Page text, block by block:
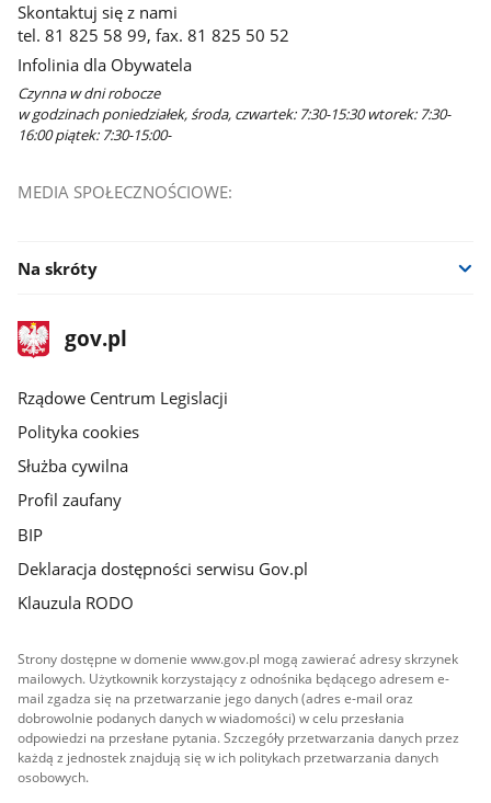
Skontaktuj się z nami
tel. 81 825 58 99, fax. 81 825 50 52
Infolinia dla Obywatela
Czynna w dni robocze
w godzinach poniedziałek, środa, czwartek: 7:30-15:30 wtorek: 7:30-
16:00 piątek: 7:30-15:00-
MEDIA SPOŁECZNOŚCIOWE:
Na skróty
stopka
gov.plStrona
gov.pl
Rządowe Centrum Legislacji
Polityka cookies
Służba cywilna
Profil zaufany
BIP
Deklaracja dostępności serwisu Gov.pl
Klauzula RODO
Strony dostępne w domenie www.gov.pl mogą zawierać adresy skrzynek
mailowych. Użytkownik korzystający z odnośnika będącego adresem e-
mail zgadza się na przetwarzanie jego danych (adres e-mail oraz
dobrowolnie podanych danych w wiadomości) w celu przesłania
odpowiedzi na przesłane pytania. Szczegóły przetwarzania danych przez
każdą z jednostek znajdują się w ich politykach przetwarzania danych
osobowych.